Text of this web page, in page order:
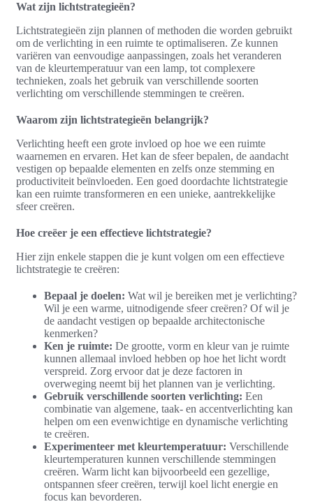
Wat zijn lichtstrategieën?
Lichtstrategieën zijn plannen of methoden die worden gebruikt
om de verlichting in een ruimte te optimaliseren. Ze kunnen
variëren van eenvoudige aanpassingen, zoals het veranderen
van de kleurtemperatuur van een lamp, tot complexere
technieken, zoals het gebruik van verschillende soorten
verlichting om verschillende stemmingen te creëren.
Waarom zijn lichtstrategieën belangrijk?
Verlichting heeft een grote invloed op hoe we een ruimte
waarnemen en ervaren. Het kan de sfeer bepalen, de aandacht
vestigen op bepaalde elementen en zelfs onze stemming en
productiviteit beïnvloeden. Een goed doordachte lichtstrategie
kan een ruimte transformeren en een unieke, aantrekkelijke
sfeer creëren.
Hoe creëer je een effectieve lichtstrategie?
Hier zijn enkele stappen die je kunt volgen om een effectieve
lichtstrategie te creëren:
Bepaal je doelen: Wat wil je bereiken met je verlichting?
Wil je een warme, uitnodigende sfeer creëren? Of wil je
de aandacht vestigen op bepaalde architectonische
kenmerken?
Ken je ruimte: De grootte, vorm en kleur van je ruimte
kunnen allemaal invloed hebben op hoe het licht wordt
verspreid. Zorg ervoor dat je deze factoren in
overweging neemt bij het plannen van je verlichting.
Gebruik verschillende soorten verlichting: Een
combinatie van algemene, taak- en accentverlichting kan
helpen om een evenwichtige en dynamische verlichting
te creëren.
Experimenteer met kleurtemperatuur: Verschillende
kleurtemperaturen kunnen verschillende stemmingen
creëren. Warm licht kan bijvoorbeeld een gezellige,
ontspannen sfeer creëren, terwijl koel licht energie en
focus kan bevorderen.